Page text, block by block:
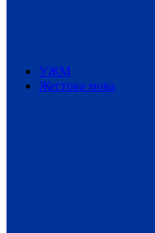
УЖМ
Жестова мова